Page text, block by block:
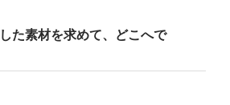
た素材を求めて、どこへで